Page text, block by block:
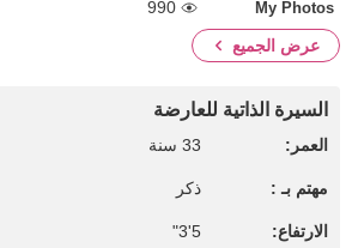
My Photos
990
عرض الجميع
السيرة الذاتية للعارضة
العمر: 33 سنة
مهتم بـ : ذكر
الارتفاع: 5'3"